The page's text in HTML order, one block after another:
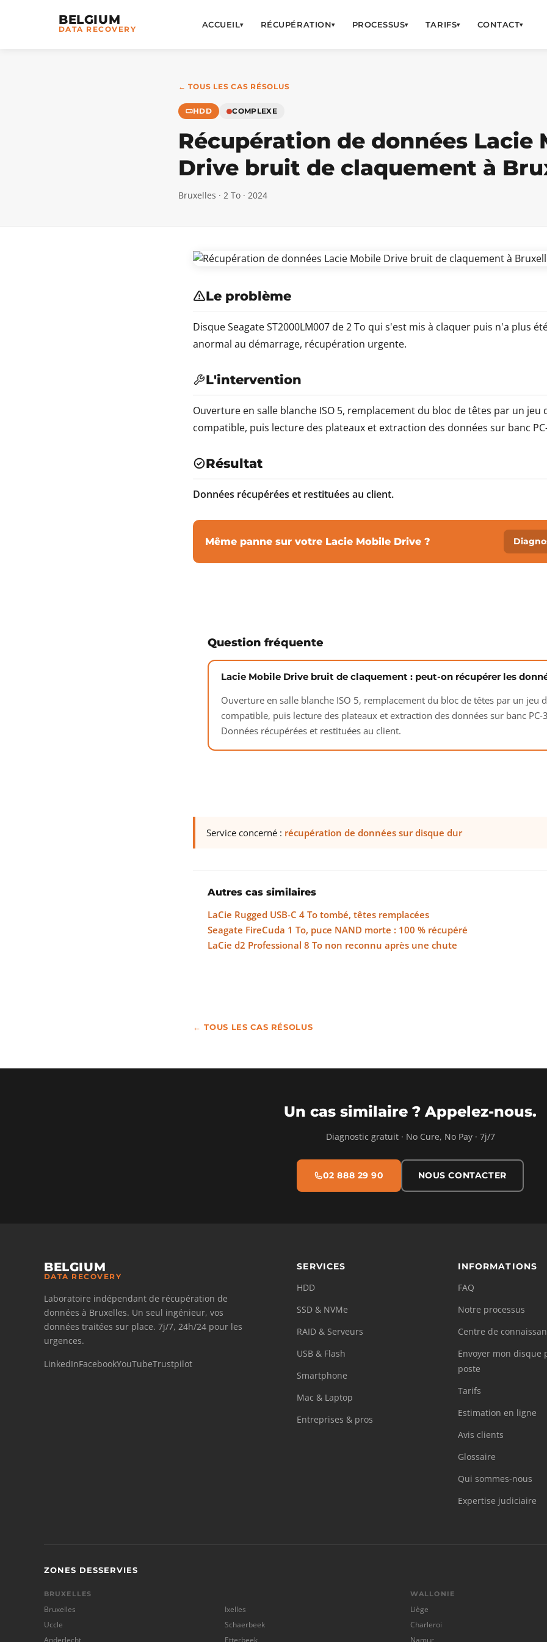
BELGIUM
DATA RECOVERY ACCUEIL▾ RÉCUPÉRATION▾ PROCESSUS▾ TARIFS▾ CONTACT▾
← TOUS LES CAS RÉSOLUS
HDD COMPLEXE
Récupération de données Lacie
Drive bruit de claquement à
Bruxelles · 2 To · 2024
Le problème
Disque Seagate ST2000LM007 de 2 To qui s'est mis à claquer puis n'a plus
anormal au démarrage, récupération urgente.
L'intervention
Ouverture en salle blanche ISO 5, remplacement du bloc de têtes par un jeu
compatible, puis lecture des plateaux et extraction des données sur banc
Résultat
Données récupérées et restituées au client.
Même panne sur votre Lacie Mobile Drive ?
Question fréquente
Lacie Mobile Drive bruit de claquement : peut-on récupérer les
Ouverture en salle blanche ISO 5, remplacement du bloc de têtes par un jeu
compatible, puis lecture des plateaux et extraction des données sur banc PC-
Données récupérées et restituées au client.
Service concerné : récupération de données sur disque dur
Autres cas similaires
LaCie Rugged USB-C 4 To tombé, têtes remplacées
Seagate FireCuda 1 To, puce NAND morte : 100 % récupéré
LaCie d2 Professional 8 To non reconnu après une chute
← TOUS LES CAS RÉSOLUS
Un cas similaire ? Appelez-nous.
Diagnostic gratuit · No Cure, No Pay · 7j/7
02 888 29 90 NOUS CONTACTER
BELGIUM
DATA RECOVERY
Laboratoire indépendant de récupération de
données à Bruxelles. Un seul ingénieur, vos
données traitées sur place. 7j/7, 24h/24 pour les
urgences.
LinkedInFacebookYouTubeTrustpilot
SERVICES
HDD
SSD & NVMe
RAID & Serveurs
USB & Flash
Smartphone
Mac & Laptop
Entreprises & pros
INFORMATIONS
FAQ
Notre processus
Centre de
Envoyer mon disque
poste
Tarifs
Estimation en ligne
Avis clients
Glossaire
Qui sommes-nous
Expertise judiciaire
ZONES DESSERVIES
BRUXELLES
Bruxelles
Ixelles
Uccle
Schaerbeek
Anderlecht
Etterbeek
WALLONIE
Liège
Charleroi
Namur